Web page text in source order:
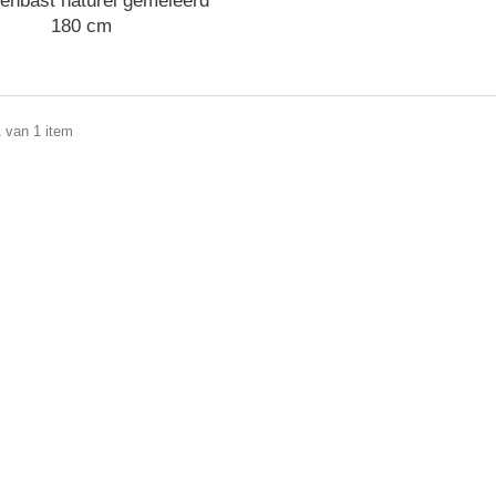
180 cm
van 1 item